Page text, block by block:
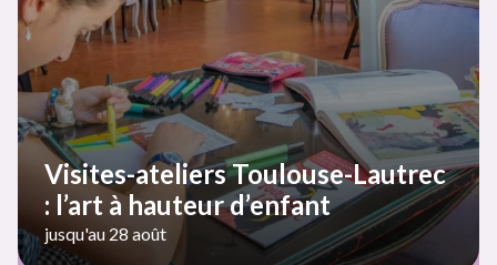
Visites-ateliers Toulouse-Lautrec
: l’art à hauteur d’enfant
jusqu'au 28 août